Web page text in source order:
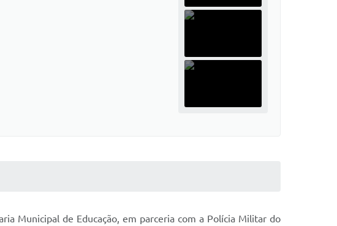
Municipal de Educação, em parceria com a Polícia Militar do